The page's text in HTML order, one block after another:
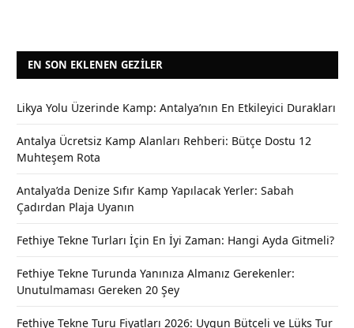
EN SON EKLENEN GEZILER
Likya Yolu Üzerinde Kamp: Antalya’nın En Etkileyici Durakları
Antalya Ücretsiz Kamp Alanları Rehberi: Bütçe Dostu 12
Muhteşem Rota
Antalya’da Denize Sıfır Kamp Yapılacak Yerler: Sabah
Çadırdan Plaja Uyanın
Fethiye Tekne Turları İçin En İyi Zaman: Hangi Ayda Gitmeli?
Fethiye Tekne Turunda Yanınıza Almanız Gerekenler:
Unutulmaması Gereken 20 Şey
Fethiye Tekne Turu Fiyatları 2026: Uygun Bütçeli ve Lüks Tur